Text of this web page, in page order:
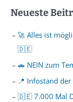
Neueste
🚀 Alles ist
🇩🇪
🚗 NEIN zum
📍 Infostand
🇩🇪 7.000 Mal